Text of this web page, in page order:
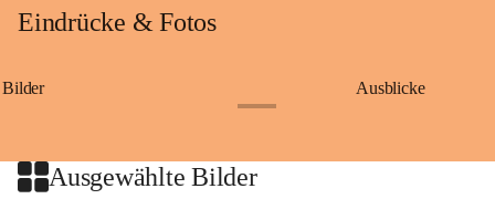
Eindrücke & Fotos
Bilder Ausblicke
Ausgewählte Bilder